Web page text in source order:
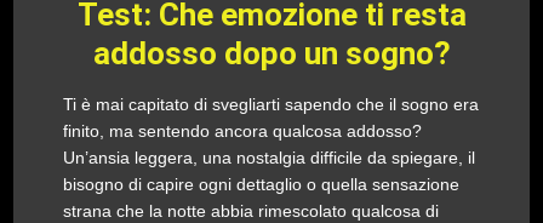
Test: Che emozione ti resta
addosso dopo un sogno?
Ti è mai capitato di svegliarti sapendo che il sogno era
finito, ma sentendo ancora qualcosa addosso?
Un’ansia leggera, una nostalgia difficile da spiegare, il
bisogno di capire ogni dettaglio o quella sensazione
strana che la notte abbia rimescolato qualcosa di